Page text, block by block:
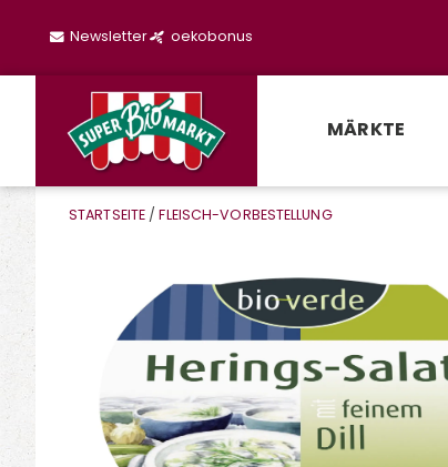
Newsletter oekobonus
MÄRKTE
STARTSEITE / FLEISCH-VORBESTELLUNG